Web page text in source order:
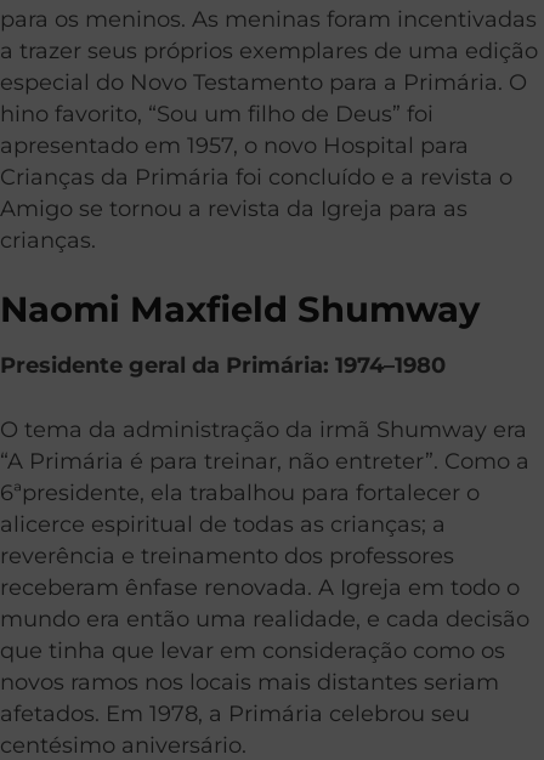
para os meninos. As meninas foram incentivadas
a trazer seus próprios exemplares de uma edição
especial do Novo Testamento para a Primária. O
hino favorito, “Sou um filho de Deus” foi
apresentado em 1957, o novo Hospital para
Crianças da Primária foi concluído e a revista o
Amigo se tornou a revista da Igreja para as
crianças.
Naomi Maxfield Shumway
Presidente geral da Primária: 1974–1980
O tema da administração da irmã Shumway era
“A Primária é para treinar, não entreter”. Como a
6ªpresidente, ela trabalhou para fortalecer o
alicerce espiritual de todas as crianças; a
reverência e treinamento dos professores
receberam ênfase renovada. A Igreja em todo o
mundo era então uma realidade, e cada decisão
que tinha que levar em consideração como os
novos ramos nos locais mais distantes seriam
afetados. Em 1978, a Primária celebrou seu
centésimo aniversário.